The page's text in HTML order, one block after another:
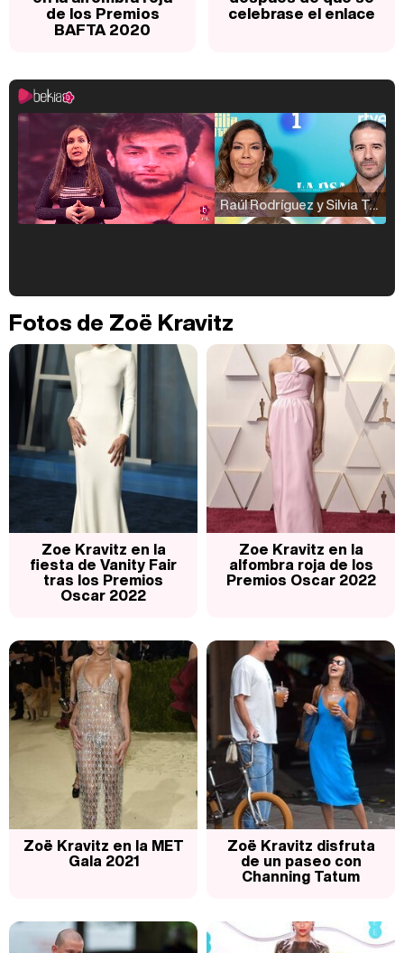
de los Premios
BAFTA 2020
celebrase el enlace
Raúl Rodríguez y Silvia Taulés nos cuentan su papel en 'La familia de la tele'
Carlota Corredera y Javier de Hoyos: "La tele tiene que representar al público también y aquí están todos los perfiles posibles&quo;
Así se tomó Felipe VI que la Infanta Sofía no quisiera recibir formación militar
Magdalena de Suecia responde a las críticas y explica por qué le han permitido lanzar su propio negocio
Fotos de Zoë Kravitz
Zoe Kravitz en la
fiesta de Vanity Fair
tras los Premios
Oscar 2022
Zoe Kravitz en la
alfombra roja de los
Premios Oscar 2022
Zoë Kravitz en la MET
Gala 2021
Zoë Kravitz disfruta
de un paseo con
Channing Tatum